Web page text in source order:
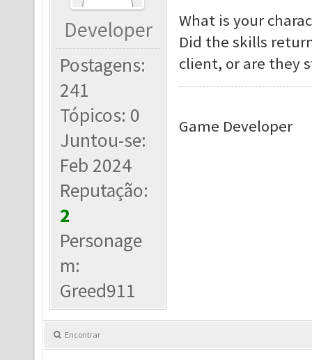
Developer
Postagens:
241
Tópicos: 0
Juntou-se:
Feb 2024
Reputação:
2
Personage
m:
Greed911
What is your
Did the skills
client, or are they
Game Developer
Encontrar